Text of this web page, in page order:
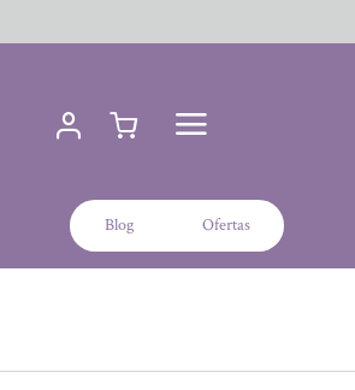
Blog Ofertas